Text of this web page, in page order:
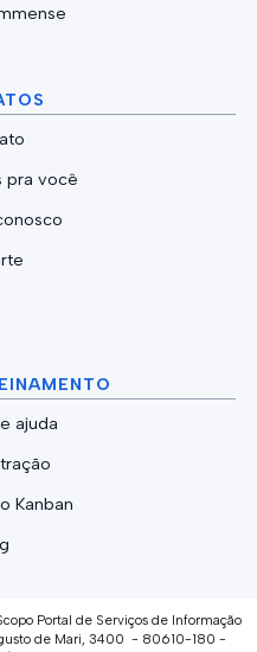
pra você
ajuda
Kanban
Portal de Serviços de Informação
de Mari, 3400 - 80610-180 -